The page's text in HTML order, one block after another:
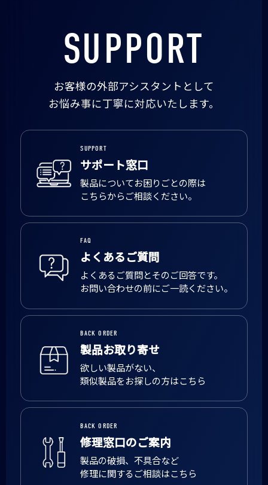
SUPPORT
お客様の外部アシスタントとして
お悩み事に丁寧に対応いたします。
SUPPORT
サポート窓口
製品についてお困りごとの際は
こちらからご相談ください。
FAQ
よくあるご質問
よくあるご質問とそのご回答です。
お問い合わせの前にご一読ください。
BACK ORDER
製品お取り寄せ
欲しい製品がない、
類似製品をお探しの方はこちら
BACK ORDER
修理窓口のご案内
製品の破損、不具合など
修理に関するご相談はこちら